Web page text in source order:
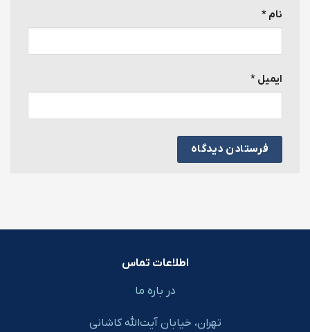
نام *
ایمیل *
اطلاعات تماس
در باره ما
تهران، خیابان آیت‌الله کاشانی